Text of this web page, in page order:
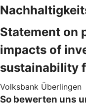
Statement on
impacts of
sustainability
Volksbank Überlingen
So bewerten uns